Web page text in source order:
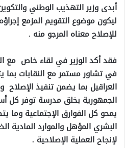
أبدى وزير التهذيب الوطني
ليكون موضوع التقويم المزمع
للإصلاح معناه المرجو منه .
فقد أكد الوزير في لقاء خاص مع
في تشاور مستمر مع النقابات بما
العراقيل بما يضمن تنفيذ
الجمهورية بخلق مدرسة توفر كل
يمحو كل الفوارق الإجتماعية وما
البشري المؤهل والموارد المادية
لإنجاح العملية الإصلاحية .